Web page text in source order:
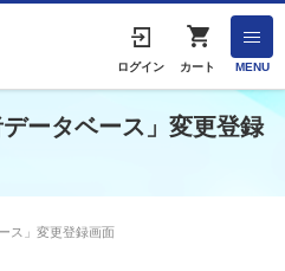
ログイン カート MENU
データベース」変更登録
ス」変更登録画面